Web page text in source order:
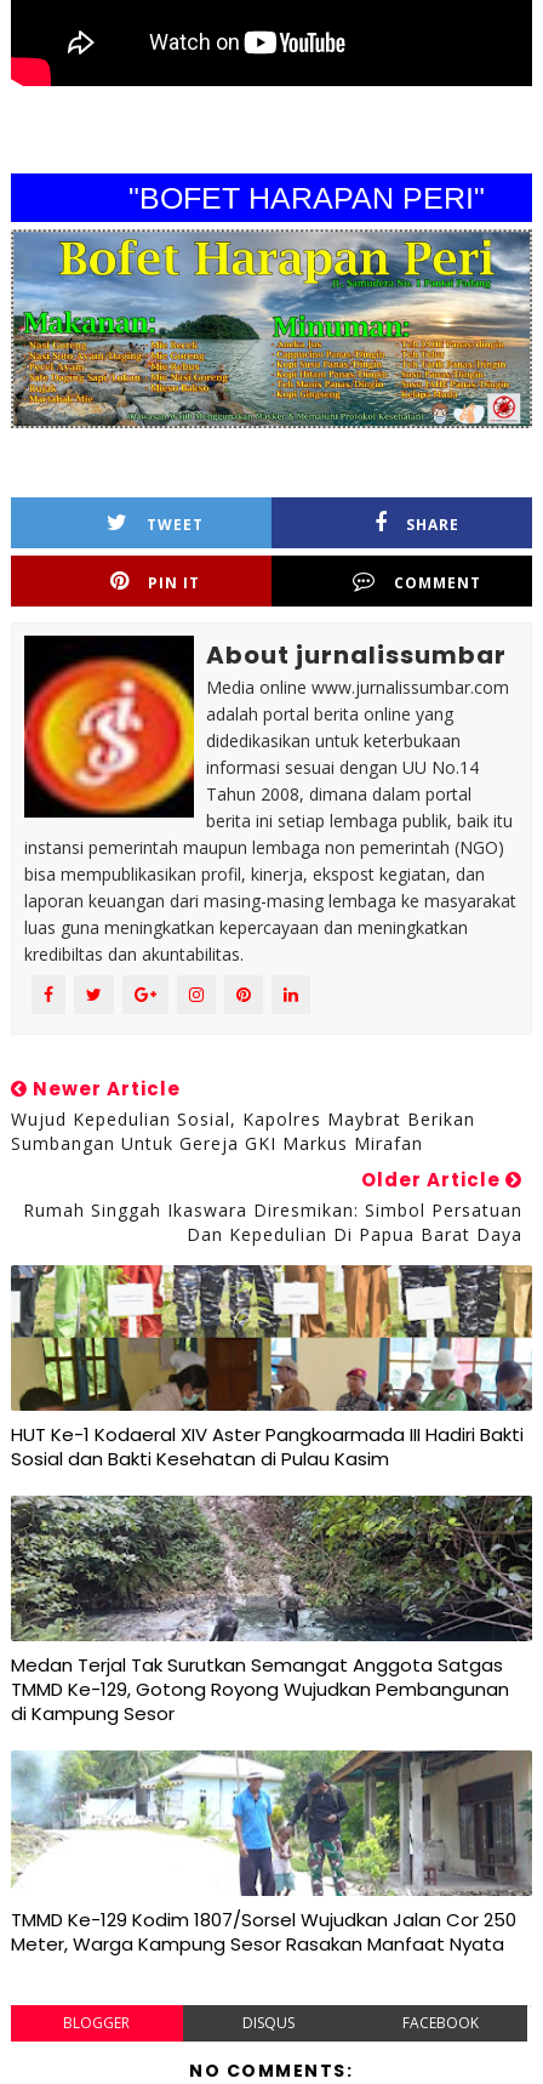
"BOFET HARAPAN PERI"
TWEET SHARE
PIN IT COMMENT
About jurnalissumbar
Media online www.jurnalissumbar.com
adalah portal berita online yang
didedikasikan untuk keterbukaan
informasi sesuai dengan UU No.14
Tahun 2008, dimana dalam portal
berita ini setiap lembaga publik, baik itu
instansi pemerintah maupun lembaga non pemerintah (NGO)
bisa mempublikasikan profil, kinerja, ekspost kegiatan, dan
laporan keuangan dari masing-masing lembaga ke masyarakat
luas guna meningkatkan kepercayaan dan meningkatkan
kredibiltas dan akuntabilitas.
Newer Article
Wujud Kepedulian Sosial, Kapolres Maybrat Berikan
Sumbangan Untuk Gereja GKI Markus Mirafan
Older Article
Rumah Singgah Ikaswara Diresmikan: Simbol Persatuan
Dan Kepedulian Di Papua Barat Daya
HUT Ke-1 Kodaeral XIV Aster Pangkoarmada III Hadiri Bakti
Sosial dan Bakti Kesehatan di Pulau Kasim
Medan Terjal Tak Surutkan Semangat Anggota Satgas
TMMD Ke-129, Gotong Royong Wujudkan Pembangunan
di Kampung Sesor
TMMD Ke-129 Kodim 1807/Sorsel Wujudkan Jalan Cor 250
Meter, Warga Kampung Sesor Rasakan Manfaat Nyata
BLOGGER DISQUS FACEBOOK
NO COMMENTS: